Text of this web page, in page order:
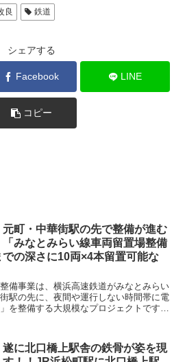
良 鉄道
シェアする
Facebook LINE
コピー
元町・中華街駅の先で整備が進む
「みなとみらい線車両留置場整備
の深さに10両×4本留置可能な
備事業は、横浜高速鉄道がみなとみらい
駅の先に、夜間や運行しない時間帯に電
を整備する大規模なプロジェクトです。
遂に北口橋上駅舎の鉄骨が姿を現